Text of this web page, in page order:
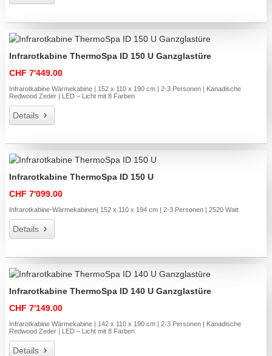
Infrarotkabine ThermoSpa ID 150 U Ganzglastüre
CHF 7'449.00
Infrarotkabine Wärmekabine | 152 x 110 x 190 cm | 2-3 Personen | Kanadische
Redwood Zeder | LED – Licht mit 8 Farben
Details
Infrarotkabine ThermoSpa ID 150 U
CHF 7'099.00
Infrarotkabine-Wärmekabinen| 152 x 110 x 194 cm | 2-3 Personen | 2520 Watt
Details
Infrarotkabine ThermoSpa ID 140 U Ganzglastüre
CHF 7'149.00
Infrarotkabine Wärmekabine | 142 x 110 x 190 cm | 2-3 Personen | Kanadische
Redwood Zeder | LED – Licht mit 8 Farben
Details